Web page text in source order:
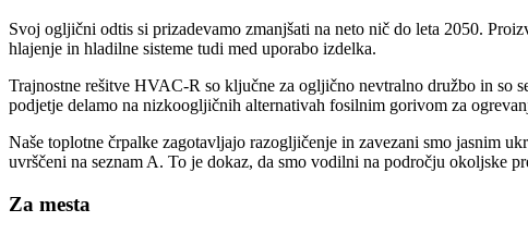
Svoj ogljični odtis si prizadevamo zmanjšati na neto nič do leta 2050.
hlajenje in hladilne sisteme tudi med uporabo izdelka.
Trajnostne rešitve HVAC-R so ključne za ogljično nevtralno družbo in so
podjetje delamo na nizkoogljičnih alternativah fosilnim gorivom za
Naše toplotne črpalke zagotavljajo razogljičenje in zavezani smo jasnim
uvrščeni na seznam A. To je dokaz, da smo vodilni na področju okoljske
Za mesta